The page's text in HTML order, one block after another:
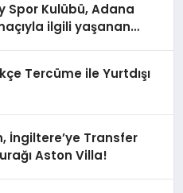
Spor Kulübü, Adana
ilgili yaşanan
Tercüme ile Yurtdışı
İngiltere’ye Transfer
Aston Villa!